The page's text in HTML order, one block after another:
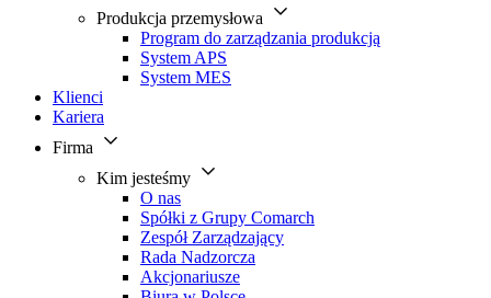
Produkcja przemysłowa
Program do zarządzania produkcją
System APS
System MES
Klienci
Kariera
Firma
Kim jesteśmy
O nas
Spółki z Grupy Comarch
Zespół Zarządzający
Rada Nadzorcza
Akcjonariusze